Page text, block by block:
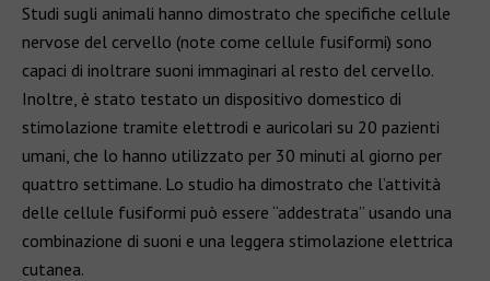
Studi sugli animali hanno dimostrato che specifiche cellule
nervose del cervello (note come cellule fusiformi) sono
capaci di inoltrare suoni immaginari al resto del cervello.
Inoltre, è stato testato un dispositivo domestico di
stimolazione tramite elettrodi e auricolari su 20 pazienti
umani, che lo hanno utilizzato per 30 minuti al giorno per
quattro settimane. Lo studio ha dimostrato che l’attività
delle cellule fusiformi può essere “addestrata” usando una
combinazione di suoni e una leggera stimolazione elettrica
cutanea.